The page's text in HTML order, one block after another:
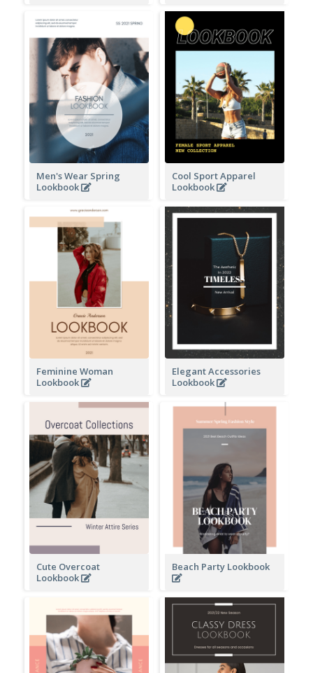
Men's Wear Spring
Lookbook
Feminine Woman
Lookbook
Cute Overcoat
Lookbook
Cool Sport Apparel
Lookbook
Elegant Accessories
Lookbook
Beach Party Lookbook